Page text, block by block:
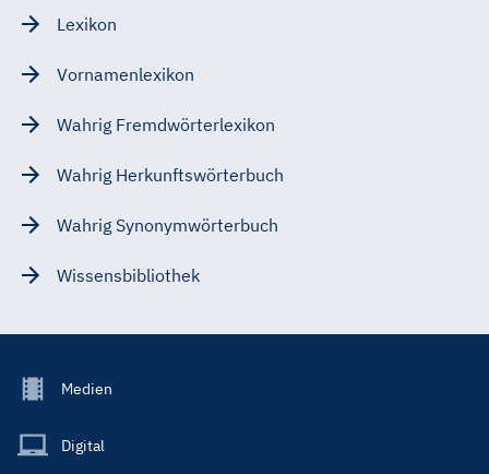
Lexikon
Vornamenlexikon
Wahrig Fremdwörterlexikon
Wahrig Herkunftswörterbuch
Wahrig Synonymwörterbuch
Wissensbibliothek
Footer
Main
Medien
Digital